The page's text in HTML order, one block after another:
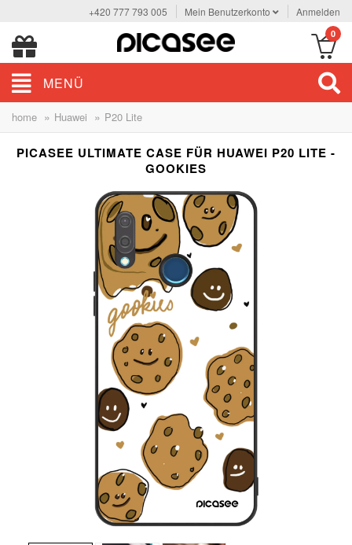
+420 777 793 005 Mein Benutzerkonto Anmelden
0
MENÜ
home » Huawei » P20 Lite
PICASEE ULTIMATE CASE FÜR HUAWEI P20 LITE -
GOOKIES